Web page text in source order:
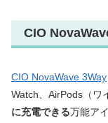
CIO
CIO NovaWave 3Way
Watch、AirPods（ワ
に充電できる万能ア